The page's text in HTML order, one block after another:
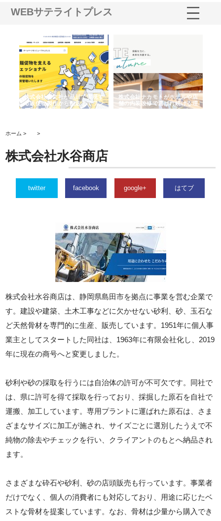
WEBサテライトプレス
株式会社耕文社が品川で実現す
る販促物製作から配送までワン
ストップ対応
株式会社ナカモトがホテルや店
舗の内装改修で選ばれ続ける理
由
ホーム > >
株式会社水谷商店
twitter facebook google+ はてブ
株式会社水谷商店は、静岡県島田市を拠点に事業を営む企業で
す。建設や建築、土木工事などに欠かせない砂利、砂、玉石な
ど天然骨材を専門的に生産、販売しています。1951年に個人事
業主としてスタートした同社は、1963年に有限会社化し、2019
年に現在の商号へと変更しました。
砂利や砂の採取を行うには自治体の許可が不可欠です。同社で
は、県に許可を得て採取を行っており、採掘した原石を自社で
運搬、加工しています。専用プラントに運ばれた原石は、さま
ざまなサイズに加工が施され、サイズごとに選別したうえで不
純物の除去やチェックを行い、クライアントのもとへ納品され
ます。
さまざまな砕石や砂利、砂の店頭販売も行っています。事業者
だけでなく、個人の消費者にも対応しており、用途に応じたベ
ストな骨材を提案しています。なお、骨材は少量から購入でき